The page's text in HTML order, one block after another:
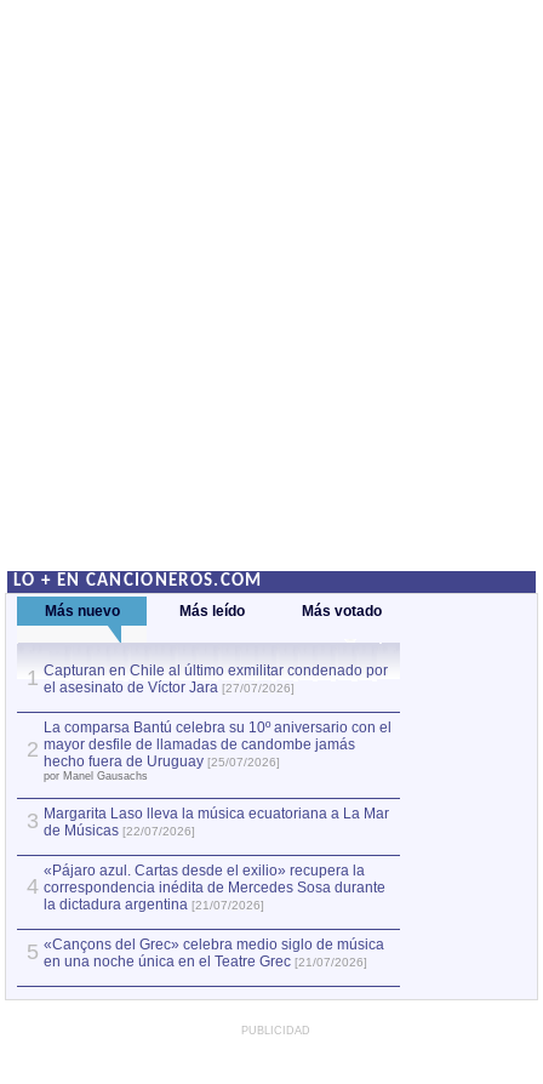
LO + EN CANCIONEROS.COM
Más nuevo Más leído Más votado
1 Capturan en Chile al último exmilitar condenado por
el asesinato de Víctor Jara [27/07/2026]
2
La comparsa Bantú celebra su 10º aniversario con el
mayor desfile de llamadas de candombe jamás
hecho fuera de Uruguay [25/07/2026]
por Manel Gausachs
3 Margarita Laso lleva la música ecuatoriana a La Mar
de Músicas [22/07/2026]
4
«Pájaro azul. Cartas desde el exilio» recupera la
correspondencia inédita de Mercedes Sosa durante
la dictadura argentina [21/07/2026]
5 «Cançons del Grec» celebra medio siglo de música
en una noche única en el Teatre Grec [21/07/2026]
PUBLICIDAD